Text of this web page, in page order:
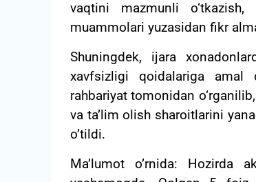
vaqtini mazmunli
muammolari yuzasidan fikr
Shuningdek, ijara
xavfsizligi qoidalariga amal
rahbariyat tomonidan
va ta’lim olish sharoitlarini
o’tildi.
Ma’lumot o’rnida: Hozirda